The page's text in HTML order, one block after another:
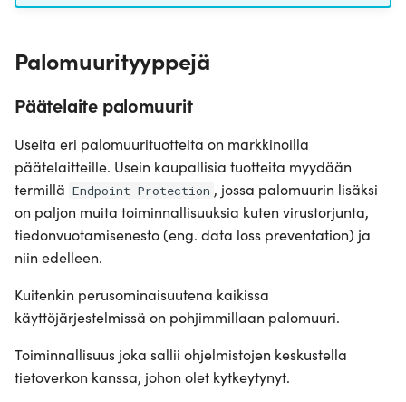
Palomuurityyppejä
Päätelaite palomuurit
Useita eri palomuurituotteita on markkinoilla
päätelaitteille. Usein kaupallisia tuotteita myydään
termillä Endpoint Protection , jossa palomuurin lisäksi
on paljon muita toiminnallisuuksia kuten virustorjunta,
tiedonvuotamisenesto (eng. data loss preventation) ja
niin edelleen.
Kuitenkin perusominaisuutena kaikissa
käyttöjärjestelmissä on pohjimmillaan palomuuri.
Toiminnallisuus joka sallii ohjelmistojen keskustella
tietoverkon kanssa, johon olet kytkeytynyt.